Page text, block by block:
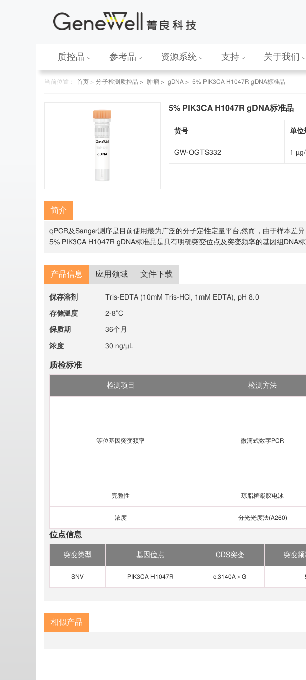
质控品 参考品 资源系统 支持 关于我们
当前位置： 首页 > 分子检测质控品 > 肿瘤 > gDNA > 5% PIK3CA H1047R gDNA标准品
5% PIK3CA H1047R gDNA标准品
货号 单位
GW-OGTS332 1
简介
qPCR及Sanger测序是目前使用最为广泛的分子定性定量平台,然而，由于样本差
5% PIK3CA H1047R gDNA标准品是具有明确突变位点及突变频率的基因组DNA
产品信息 应用领域 文件下载
保存溶剂 Tris-EDTA (10mM Tris-HCl, 1mM EDTA), pH 8.0
存储温度 2-8˚C
保质期 36个月
浓度 30 ng/µL
质检标准
检测项目 检测方法
等位基因突变频率 微滴式数字PCR
完整性 琼脂糖凝胶电泳
浓度 分光光度法(A260)
位点信息
突变类型 基因位点 CDS突变 突变
SNV PIK3CA H1047R c.3140A＞G
相似产品